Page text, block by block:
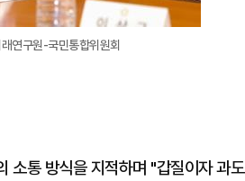
연구원-국민통합위원회
소통 방식을 지적하며 "갑질이자 과도